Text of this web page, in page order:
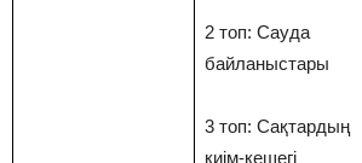
2 топ: Сауда
байланыстары
3 топ: Сақтардың
киім-кешегі